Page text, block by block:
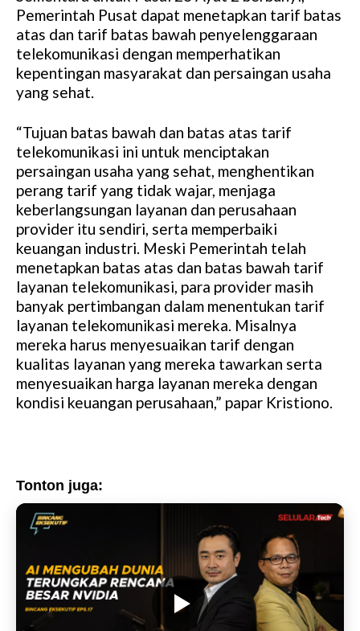
M
u
t
e
Pemerintah Pusat dapat menetapkan tarif batas
atas dan tarif batas bawah penyelenggaraan
telekomunikasi dengan memperhatikan
kepentingan masyarakat dan persaingan usaha
yang sehat.
“Tujuan batas bawah dan batas atas tarif
telekomunikasi ini untuk menciptakan
persaingan usaha yang sehat, menghentikan
perang tarif yang tidak wajar, menjaga
keberlangsungan layanan dan perusahaan
provider itu sendiri, serta memperbaiki
keuangan industri. Meski Pemerintah telah
menetapkan batas atas dan batas bawah tarif
layanan telekomunikasi, para provider masih
banyak pertimbangan dalam menentukan tarif
layanan telekomunikasi mereka. Misalnya
mereka harus menyesuaikan tarif dengan
kualitas layanan yang mereka tawarkan serta
menyesuaikan harga layanan mereka dengan
kondisi keuangan perusahaan,” papar Kristiono.
Tonton juga: